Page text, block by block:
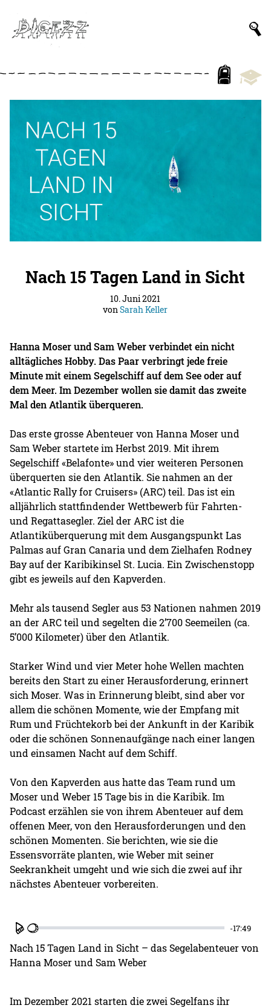
Nach 15 Tagen Land in Sicht
10. Juni 2021
vonSarah Keller
Hanna Moser und Sam Weber verbindet ein nicht
alltägliches Hobby. Das Paar verbringt jede freie
Minute mit einem Segelschiff auf dem See oder auf
dem Meer. Im Dezember wollen sie damit das zweite
Mal den Atlantik überqueren.
Das erste grosse Abenteuer von Hanna Moser und
Sam Weber startete im Herbst 2019. Mit ihrem
Segelschiff «Belafonte» und vier weiteren Personen
überquerten sie den Atlantik. Sie nahmen an der
«Atlantic Rally for Cruisers» (ARC) teil. Das ist ein
alljährlich stattfindender Wettbewerb für Fahrten-
und Regattasegler. Ziel der ARC ist die
Atlantiküberquerung mit dem Ausgangspunkt Las
Palmas auf Gran Canaria und dem Zielhafen Rodney
Bay auf der Karibikinsel St. Lucia. Ein Zwischenstopp
gibt es jeweils auf den Kapverden.
Mehr als tausend Segler aus 53 Nationen nahmen 2019
an der ARC teil und segelten die 2’700 Seemeilen (ca.
5’000 Kilometer) über den Atlantik.
Starker Wind und vier Meter hohe Wellen machten
bereits den Start zu einer Herausforderung, erinnert
sich Moser. Was in Erinnerung bleibt, sind aber vor
allem die schönen Momente, wie der Empfang mit
Rum und Früchtekorb bei der Ankunft in der Karibik
oder die schönen Sonnenaufgänge nach einer langen
und einsamen Nacht auf dem Schiff.
Von den Kapverden aus hatte das Team rund um
Moser und Weber 15 Tage bis in die Karibik. Im
Podcast erzählen sie von ihrem Abenteuer auf dem
offenen Meer, von den Herausforderungen und den
schönen Momenten. Sie berichten, wie sie die
Essensvorräte planten, wie Weber mit seiner
Seekrankheit umgeht und wie sich die zwei auf ihr
nächstes Abenteuer vorbereiten.
Play
-17:49
Nach 15 Tagen Land in Sicht – das Segelabenteuer von
Hanna Moser und Sam Weber
Im Dezember 2021 starten die zwei Segelfans ihr